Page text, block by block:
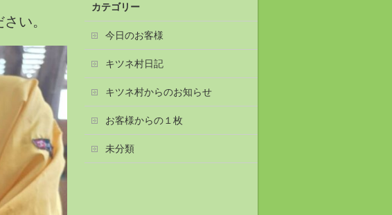
い。
カテゴリー
今日のお客様
キツネ村日記
キツネ村からのお知らせ
お客様からの１枚
未分類